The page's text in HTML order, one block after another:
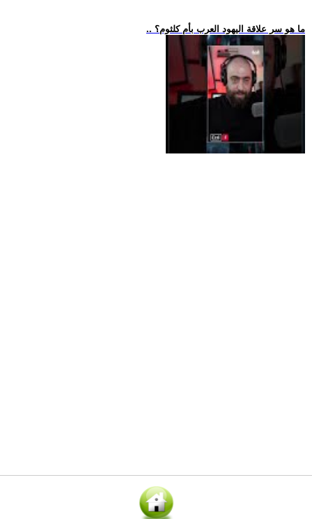
.. ما هو سر علاقة اليهود العرب بأم كلثوم؟